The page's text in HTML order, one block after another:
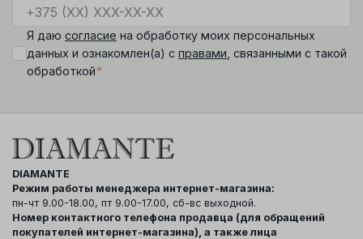
Я даю согласие на обработку моих персональных
данных и ознакомлен(а) с правами , связанными с такой
обработкой*
DIAMANTE
Режим работы менеджера интернет-магазина:
пн-чт 9.00-18.00, пт 9.00-17.00, сб-вс выходной.
Номер контактного телефона продавца (для обращений
покупателей интернет-магазина), а также лица